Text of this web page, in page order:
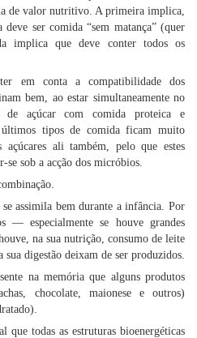
de valor nutritivo. A primeira implica,
ser comida “sem matança” (quer
implica que deve conter todos os
em conta a compatibilidade dos
bem, ao estar simultaneamente no
de açúcar com comida proteica e
tipos de comida ficam muito
açúcares ali também, pelo que estes
se sob a acção dos micróbios.
assimila bem durante a infância. Por
— especialmente se houve grandes
na sua nutrição, consumo de leite
digestão deixam de ser produzidos.
na memória que alguns produtos
chocolate, maionese e outros)
que todas as estruturas bioenergéticas